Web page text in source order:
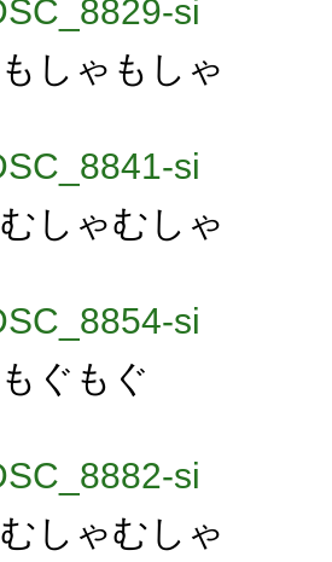
もしゃもしゃ
むしゃむしゃ
もぐもぐ
むしゃむしゃ